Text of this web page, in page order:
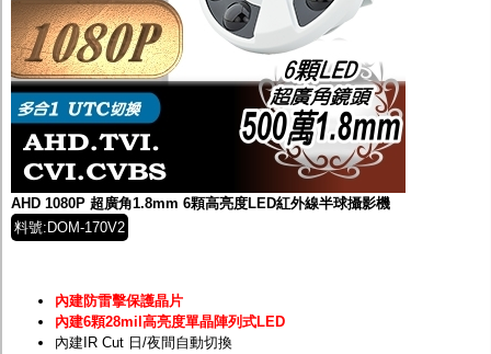
AHD 1080P 超廣角1.8mm 6顆高亮度LED紅外線半球攝影機
料號:DOM-170V2
內建防雷擊保護晶片
內建6顆28mil高亮度單晶陣列式LED
內建IR Cut 日/夜間自動切換